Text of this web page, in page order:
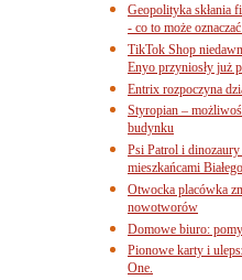
Geopolityka skłania
- co to może
TikTok Shop
Enyo przyniosły już
Entrix rozpoczyna
Styropian –
budynku
Psi Patrol i
mieszkańcami
Otwocka placówka
nowotworów
Domowe biuro:
Pionowe karty i
One.